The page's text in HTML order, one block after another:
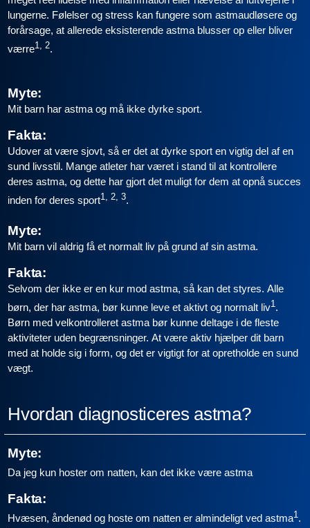
lungerne. Følelser og stress kan fungere som astmaudløsere og
forårsage, at allerede eksisterende astma blusser op eller bliver
værre1, 2.
Myte:
Mit barn har astma og må ikke dyrke sport.
Fakta:
Udover at være sjovt, så er det at dyrke sport en vigtig del af en
sund livsstil. Mange atleter har været i stand til at kontrollere
deres astma, og dette har gjort det muligt for dem at opnå succes
inden for deres sport1, 2, 3.
Myte:
Mit barn vil aldrig få et normalt liv på grund af sin astma.
Fakta:
Selvom der ikke er en kur mod astma, så kan det styres. Alle
børn, der har astma, bør kunne leve et aktivt og normalt liv1.
Børn med velkontrolleret astma bør kunne deltage i de fleste
aktiviteter uden begrænsninger. At være aktiv hjælper dit barn
med at holde sig i form, og det er vigtigt for at opretholde en sund
vægt.
Hvordan diagnosticeres astma?
Myte:
Da jeg kun hoster om natten, kan det ikke være astma
Fakta:
Hvæsen, åndenød og hoste om natten er almindeligt ved astma1.